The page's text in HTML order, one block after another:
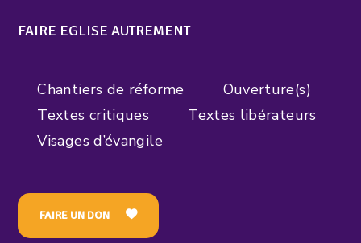
FAIRE EGLISE AUTREMENT
Chantiers de réforme
Ouverture(s)
Textes critiques
Textes libérateurs
Visages d’évangile
FAIRE UN DON